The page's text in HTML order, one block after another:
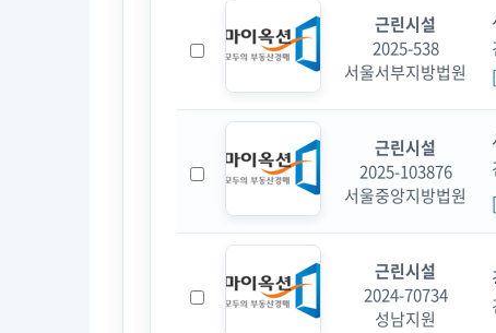
근린시설
2025-538
서울서부지방법원
근린시설
2025-103876
서울중앙지방법원
근린시설
2024-70734
성남지원